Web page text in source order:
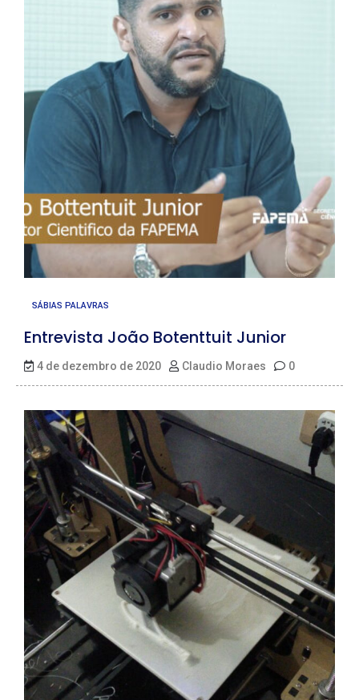
SÁBIAS PALAVRAS
Entrevista João Botenttuit Junior
4 de dezembro de 2020 Claudio Moraes 0